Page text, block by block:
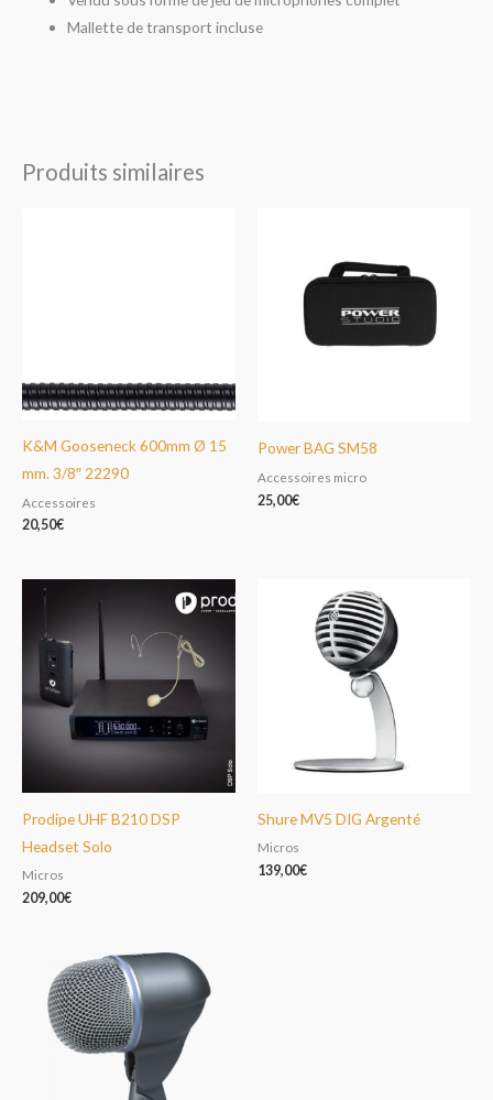
Mallette de transport incluse
Produits similaires
K&M Gooseneck 600mm Ø 15
mm. 3/8″ 22290
Accessoires
20,50€
Power BAG SM58
Accessoires micro
25,00€
Prodipe UHF B210 DSP
Headset Solo
Micros
209,00€
Shure MV5 DIG Argenté
Micros
139,00€